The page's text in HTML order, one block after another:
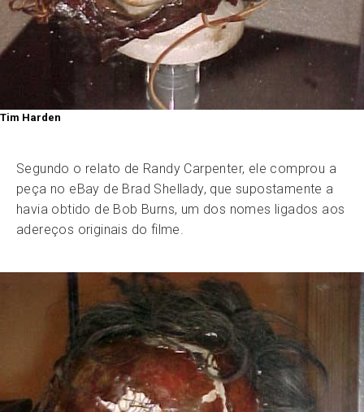
Tim Harden
Segundo o relato de Randy Carpenter, ele comprou a
peça no eBay de Brad Shellady, que supostamente a
havia obtido de Bob Burns, um dos nomes ligados aos
adereços originais do filme.